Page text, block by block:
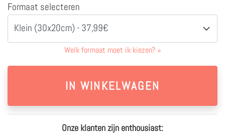
Formaat selecteren
Klein (30x20cm) - 37,99€
Welk formaat moet ik kiezen? »
Onze klanten zijn enthousiast: